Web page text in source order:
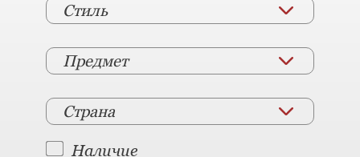
Стиль
Предмет
Страна
Наличие